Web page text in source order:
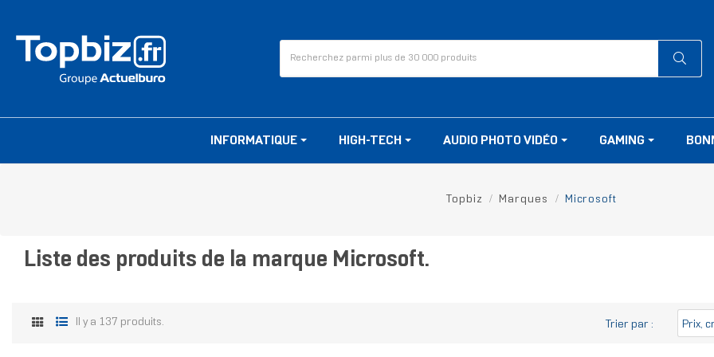
INFORMATIQUE HIGH-TECH AUDIO PHOTO VIDÉO GAMING
Topbiz Marques Microsoft
Liste des produits de la marque Microsoft.
Il y a 137 produits. Trier par : Prix,